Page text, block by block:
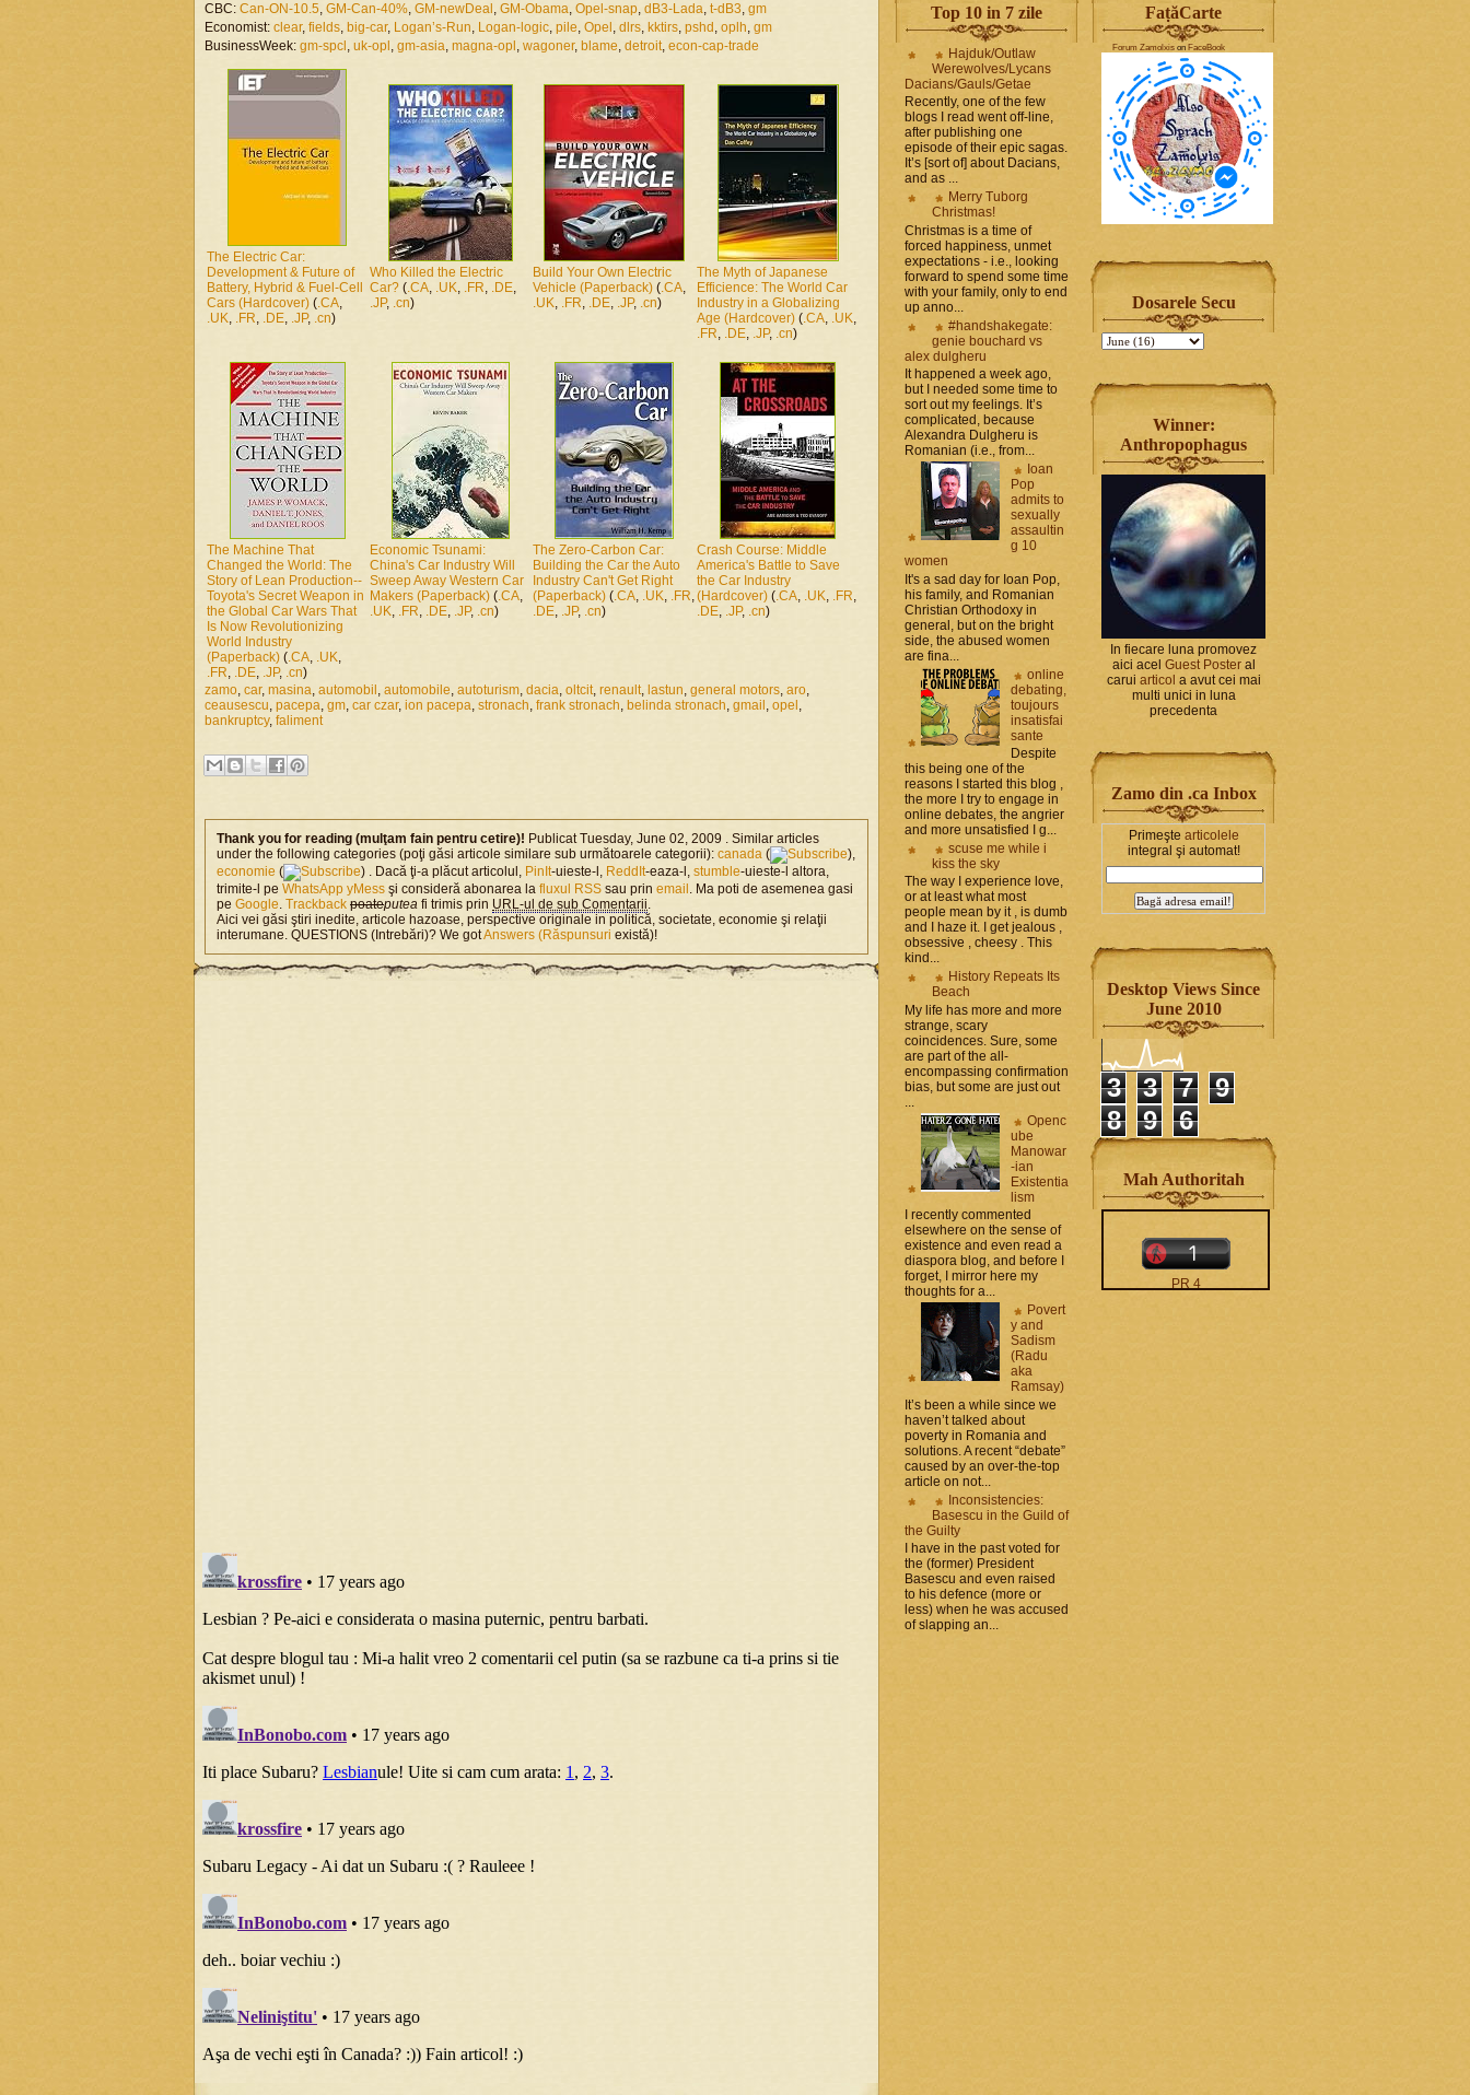
CBC: Can-ON-10.5, GM-Can-40%, GM-newDeal , GM-Obama, Opel-snap, dB3-Lada, t-dB3, gm
Economist: clear, fields, big-car, Logan’s-Run, Logan-logic, pile, Opel , dlrs, kktirs, pshd , oplh, gm
BusinessWeek: gm-spcl , uk-opl , gm-asia, magna-opl , wagoner, blame, detroit, econ-cap-trade
The Electric Car:
Development & Future of
Battery, Hybrid & Fuel-Cell
Cars (Hardcover) (.CA,
.UK, .FR, .DE, .JP, .cn)
Who Killed the Electric
Car? (.CA, .UK, .FR, .DE,
.JP, .cn)
Build Your Own Electric
Vehicle (Paperback) (.CA,
.UK, .FR, .DE, .JP, .cn)
The Myth of Japanese
Efficience: The World Car
Industry in a Globalizing
Age (Hardcover) (.CA, .UK,
.FR, .DE, .JP, .cn)
The Machine That
Changed the World: The
Story of Lean Production--
Toyota's Secret Weapon in
the Global Car Wars That
Is Now Revolutionizing
World Industry
(Paperback) (.CA, .UK,
.FR, .DE, .JP, .cn)
Economic Tsunami:
China's Car Industry Will
Sweep Away Western Car
Makers (Paperback) (.CA,
.UK, .FR, .DE, .JP, .cn)
The Zero-Carbon Car:
Building the Car the Auto
Industry Can't Get Right
(Paperback) (.CA, .UK, .FR,
.DE, .JP, .cn)
Crash Course: Middle
America's Battle to Save
the Car Industry
(Hardcover) (.CA, .UK, .FR,
.DE, .JP, .cn)
zamo, car, masina, automobil , automobile, autoturism, dacia, oltcit, renault, lastun, general motors, aro,
ceausescu, pacepa, gm, car czar, ion pacepa, stronach, frank stronach, belinda stronach, gmail , opel ,
bankruptcy, faliment
Thank you for reading (mulţam fain pentru cetire)! Publicat Tuesday, June 02, 2009 . Similar articles
under the following categories (poţi găsi articole similare sub următoarele categorii): canada (
),
economie ( ) . Dacă ţi-a plăcut articolul, PinIt-uieste-l, ReddIt-eaza-l, stumble-uieste-l altora,
trimite-l pe WhatsApp yMess şi consideră abonarea la fluxul RSS sau prin email . Ma poti de asemenea gasi
pe Google. Trackback poateputea fi trimis prin URL-ul de sub Comentarii.
Aici vei găsi ştiri inedite, articole hazoase, perspective originale in politică, societate, economie şi relaţii
interumane. QUESTIONS (Intrebări)? We gotAnswers (Răspunsuri există)!
Top 10 in 7 zile
Hajduk/Outlaw
Werewolves/Lycans
Dacians/Gauls/Getae
Recently, one of the few
blogs I read went off-line,
after publishing one
episode of their epic sagas.
It’s [sort of] about Dacians,
and as ...
Merry Tuborg
Christmas!
Christmas is a time of
forced happiness, unmet
expectations - i.e., looking
forward to spend some time
with your family, only to end
up anno...
#handshakegate:
genie bouchard vs
alex dulgheru
It happened a week ago,
but I needed some time to
sort out my feelings. It’s
complicated, because
Alexandra Dulgheru is
Romanian (i.e., from...
Ioan
Pop
admits to
sexually
assaultin
g 10
women
It's a sad day for Ioan Pop,
his family, and Romanian
Christian Orthodoxy in
general, but on the bright
side, the abused women
are fina...
online
debating,
toujours
insatisfai
sante
Despite
this being one of the
reasons I started this blog ,
the more I try to engage in
online debates, the angrier
and more unsatisfied I g...
scuse me while i
kiss the sky
The way I experience love,
or at least what most
people mean by it , is dumb
and I haze it. I get jealous ,
obsessive , cheesy . This
kind...
History Repeats Its
Beach
My life has more and more
strange, scary
coincidences. Sure, some
are part of the all-
encompassing confirmation
bias, but some are just out
Openc
ube
Manowar
-ian
Existentia
lism
I recently commented
elsewhere on the sense of
existence and even read a
diaspora blog, and before I
forget, I mirror here my
thoughts for a...
Povert
y and
Sadism
(Radu
aka
Ramsay)
It’s been a while since we
haven’t talked about
poverty in Romania and
solutions. A recent “debate”
caused by an over-the-top
article on not...
Inconsistencies:
Basescu in the Guild of
the Guilty
I have in the past voted for
the (former) President
Basescu and even raised
to his defence (more or
less) when he was accused
of slapping an...
FaṭăCarte
Forum Zamolxis on FaceBook
Dosarele Secu
Winner:
Anthropophagus
In fiecare luna promovez
aici acel Guest Posteral
carui articol a avut cei mai
multi unici in luna
precedenta
Zamo din .ca Inbox
Primeşte articolele
integral şi automat!
Desktop Views Since
June 2010
3 3 7
9
8
9 6
Mah Authoritah
PR 4